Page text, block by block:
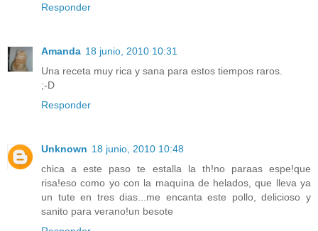
Responder
Amanda 18 junio, 2010 10:31
Una receta muy rica y sana para estos tiempos raros.
;-D
Responder
Unknown 18 junio, 2010 10:48
chica a este paso te estalla la th!no paraas espe!que
risa!eso como yo con la maquina de helados, que lleva ya
un tute en tres dias...me encanta este pollo, delicioso y
sanito para verano!un besote